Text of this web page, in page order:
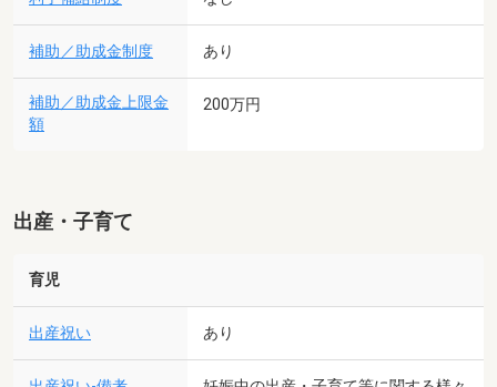
補助／助成金制度 あり
補助／助成金上限金
額
200万円
出産・子育て
育児
出産祝い あり